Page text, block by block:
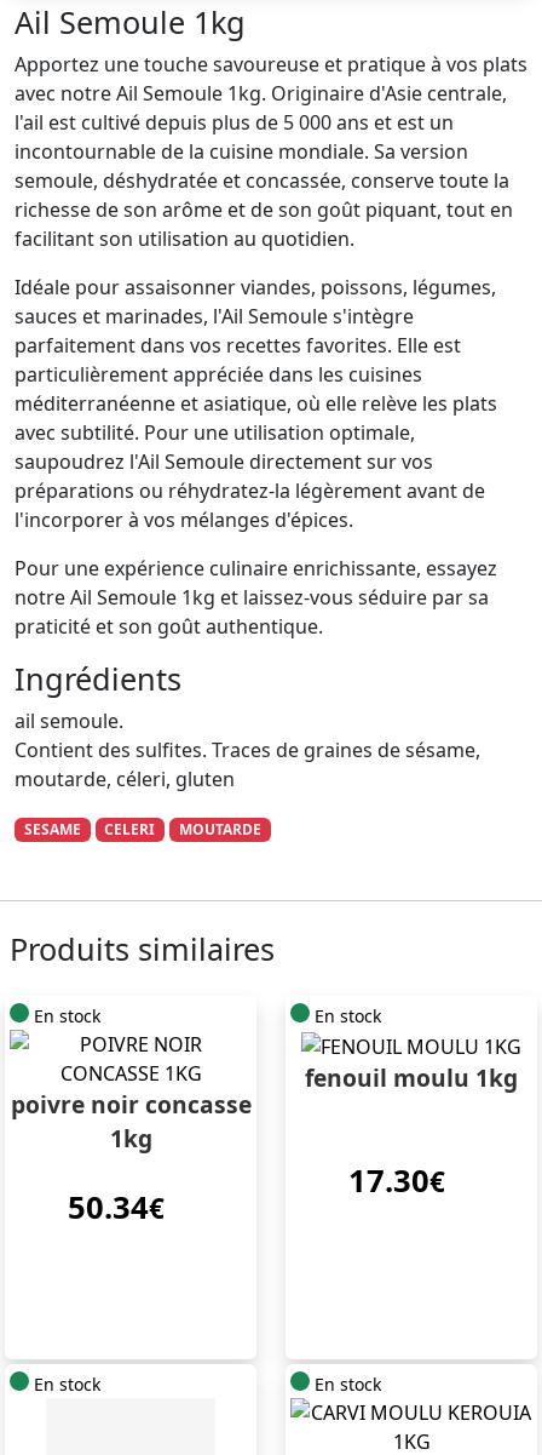
Ail Semoule 1kg
Apportez une touche savoureuse et pratique à vos plats
avec notre Ail Semoule 1kg. Originaire d'Asie centrale,
l'ail est cultivé depuis plus de 5 000 ans et est un
incontournable de la cuisine mondiale. Sa version
semoule, déshydratée et concassée, conserve toute la
richesse de son arôme et de son goût piquant, tout en
facilitant son utilisation au quotidien.
Idéale pour assaisonner viandes, poissons, légumes,
sauces et marinades, l'Ail Semoule s'intègre
parfaitement dans vos recettes favorites. Elle est
particulièrement appréciée dans les cuisines
méditerranéenne et asiatique, où elle relève les plats
avec subtilité. Pour une utilisation optimale,
saupoudrez l'Ail Semoule directement sur vos
préparations ou réhydratez-la légèrement avant de
l'incorporer à vos mélanges d'épices.
Pour une expérience culinaire enrichissante, essayez
notre Ail Semoule 1kg et laissez-vous séduire par sa
praticité et son goût authentique.
Ingrédients
ail semoule.
Contient des sulfites. Traces de graines de sésame,
moutarde, céleri, gluten
SESAME CELERI MOUTARDE
Produits similaires
En stock
poivre noir concasse
1kg
50.34€
En stock
fenouil moulu 1kg
17.30€
En stock En stock